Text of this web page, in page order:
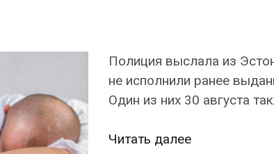
Полиция выслала из
не исполнили ранее
Один из них 30 августа
Читать далееПьяный